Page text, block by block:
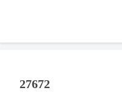
27672